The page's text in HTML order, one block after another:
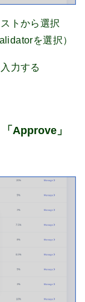
トから選択
を選択）
力する
Approve」